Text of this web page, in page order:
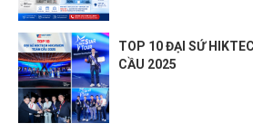
TOP 10 ĐẠI SỨ
CẦU 2025